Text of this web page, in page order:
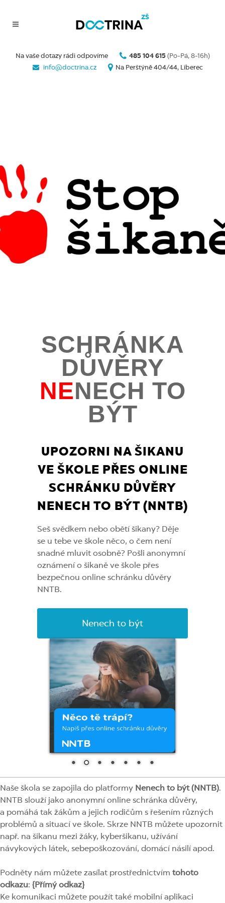
Na vaše dotazy rádi odpovíme 485 104 615 (Po-Pá, 8-16h)
info@doctrina.cz
Na Perštýně 404/44, Liberec
SCHRÁNKA
DŮVĚRY
NENECH TO
BÝT
UPOZORNI NA ŠIKANU
VE ŠKOLE PŘES ONLINE
SCHRÁNKU DŮVĚRY
NENECH TO BÝT (NNTB)
Seš svědkem nebo obětí šikany? Děje
se u tebe ve škole něco, o čem není
snadné mluvit osobně? Pošli anonymní
oznámení o šikaně ve škole přes
bezpečnou online schránku důvěry
NNTB.
Nenech to být
Naše škola se zapojila do platformy Nenech to být (NNTB).
NNTB slouží jako anonymní online schránka důvěry,
a pomáhá tak žákům a jejich rodičům s řešením různých
problémů a situací ve škole. Skrze NNTB můžete upozornit
např. na šikanu mezi žáky, kyberšikanu, užívání
návykových látek, sebepoškozování, domácí násilí apod.
Podněty nám můžete zasílat prostřednictvím tohoto
odkazu: {Přímý odkaz}
Ke komunikaci můžete použít také mobilní aplikaci